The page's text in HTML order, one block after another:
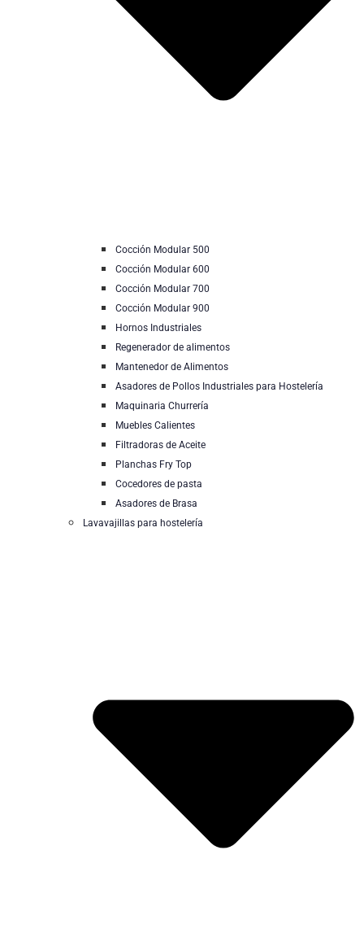
Cocción Modular 500
Cocción Modular 600
Cocción Modular 700
Cocción Modular 900
Hornos Industriales
Regenerador de alimentos
Mantenedor de Alimentos
Asadores de Pollos Industriales para Hostelería
Maquinaria Churrería
Muebles Calientes
Filtradoras de Aceite
Planchas Fry Top
Cocedores de pasta
Asadores de Brasa
Lavavajillas para hostelería